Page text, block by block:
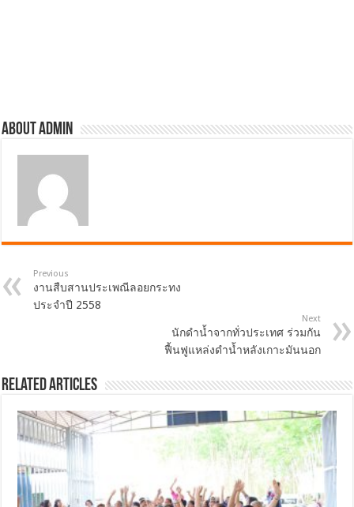
About admin
Previous
งานสืบสานประเพณีลอยกระทง
ประจำปี 2558
Next
นักดำน้ำจากทั่วประเทศ ร่วมกัน
ฟื้นฟูแหล่งดำน้ำหลังเกาะมันนอก
Related Articles